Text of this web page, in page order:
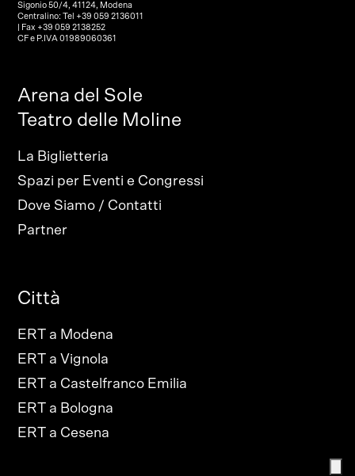
Sigonio 50/4, 41124, Modena
Centralino: Tel +39 059 2136011
| Fax +39 059 2138252
CF e P.IVA 01989060361
Arena del Sole
Teatro delle Moline
La Biglietteria
Spazi per Eventi e Congressi
Dove Siamo / Contatti
Partner
Città
ERT a Modena
ERT a Vignola
ERT a Castelfranco Emilia
ERT a Bologna
ERT a Cesena